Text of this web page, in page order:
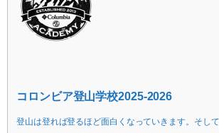
コロンビア登山学校2025-2026
登山は登れば登るほど面白くなっていきます。そし